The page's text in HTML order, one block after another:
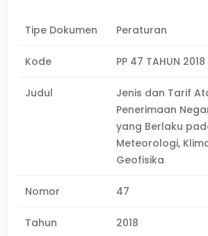
Tipe Dokumen Peraturan
Kode PP 47 TAHUN 2018
Judul
Jenis dan Tarif
Penerimaan
yang Berlaku
Meteorologi,
Geofisika
Nomor 47
Tahun 2018